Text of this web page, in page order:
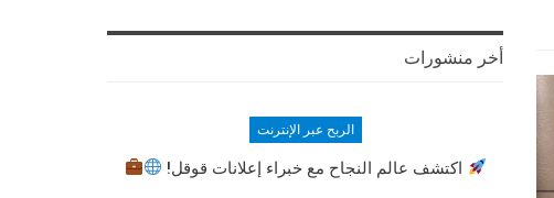
أخر منشورات
الربح عبر الإنترنت
اكتشف عالم النجاح مع خبراء إعلانات قوقل!